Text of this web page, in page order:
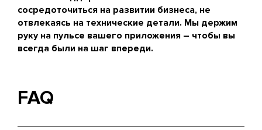
защищая вашу репутацию.
сосредоточиться на развитии бизнеса, не
отвлекаясь на технические детали. Мы держим
руку на пульсе вашего приложения – чтобы вы
всегда были на шаг впереди.
FAQ